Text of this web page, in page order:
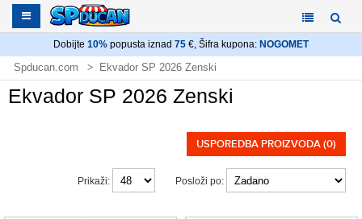
Dobijte 10% popusta iznad 75 €, Šifra kupona: NOGOMET
Spducan.com Ekvador SP 2026 Zenski
Ekvador SP 2026 Zenski
USPOREDBA PROIZVODA (0)
Posloži po:
Prikaži: